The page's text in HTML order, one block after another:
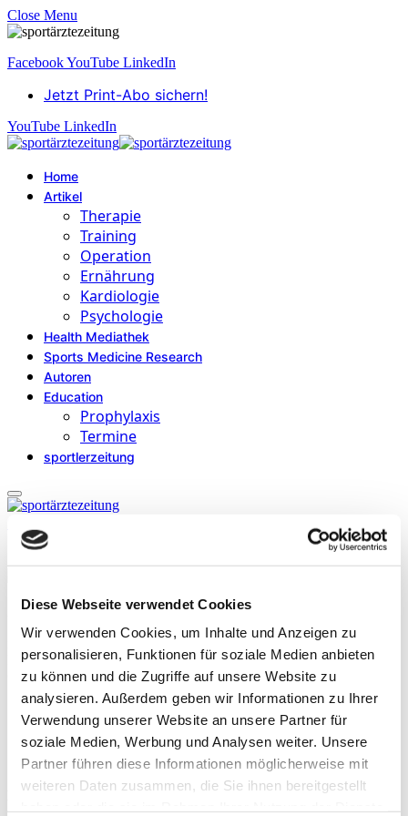
Diese Webseite verwendet Cookies
Wir verwenden Cookies, um Inhalte und Anzeigen zu
personalisieren, Funktionen für soziale Medien anbieten
zu können und die Zugriffe auf unsere Website zu
analysieren. Außerdem geben wir Informationen zu Ihrer
Verwendung unserer Website an unsere Partner für
soziale Medien, Werbung und Analysen weiter. Unsere
Partner führen diese Informationen möglicherweise mit
weiteren Daten zusammen, die Sie ihnen bereitgestellt
Close Menu
FacebookYouTube LinkedIn
Jetzt Print-Abo sichern!
YouTube LinkedIn
Home
Artikel
Therapie
Training
Operation
Ernährung
Kardiologie
Psychologie
Health Mediathek
Sports Medicine Research
Autoren
Education
Prophylaxis
Termine
sportlerzeitung
ist Dipl. Sportwissenschaftler und arbeitet als Rehabilitations- und
Präventionstrainer bei Bayer 04 Leverkusen. Parallel ist er
Geschäftsführer der BlackBoard GmbH & Co KG
Beiträge